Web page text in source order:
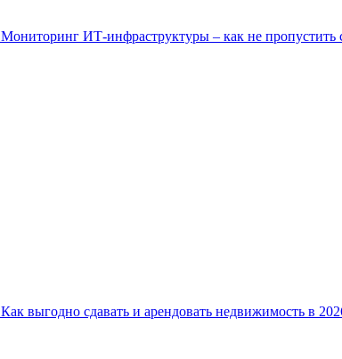
Мониторинг ИТ-инфраструктуры – как не пропустить
Как выгодно сдавать и арендовать недвижимость в